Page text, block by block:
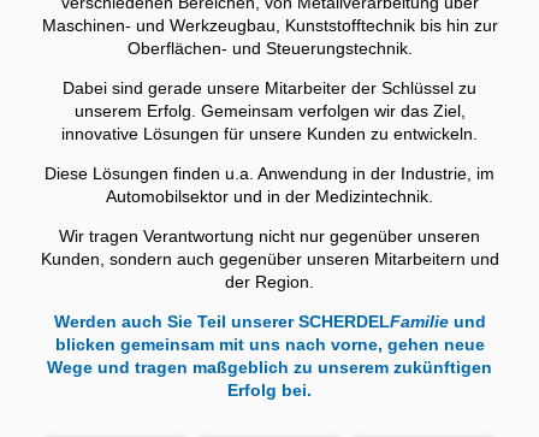
Maschinen- und Werkzeugbau, Kunststofftechnik bis hin zur
Oberflächen- und Steuerungstechnik.
Dabei sind gerade unsere Mitarbeiter der Schlüssel zu
unserem Erfolg. Gemeinsam verfolgen wir das Ziel,
innovative Lösungen für unsere Kunden zu entwickeln.
Diese Lösungen finden u.a. Anwendung in der Industrie, im
Automobilsektor und in der Medizintechnik.
Wir tragen Verantwortung nicht nur gegenüber unseren
Kunden, sondern auch gegenüber unseren Mitarbeitern und
der Region.
Werden auch Sie Teil unserer SCHERDELFamilieund
blicken gemeinsam mit uns nach vorne, gehen neue
Wege und tragen maßgeblich zu unserem zukünftigen
Erfolg bei.